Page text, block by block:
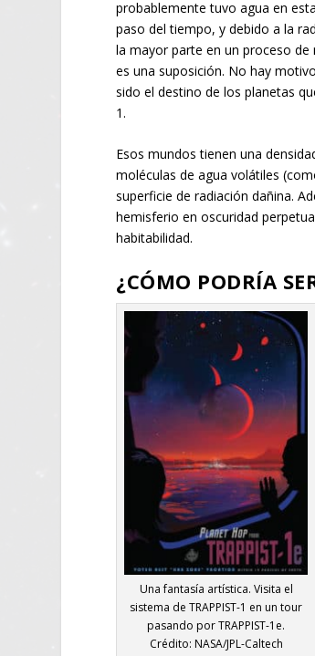
probablemente tuvo agua en
paso del tiempo, y debido a la
la mayor parte en un proceso
es una suposición. No hay
sido el destino de los planetas
1.
Esos mundos tienen una
moléculas de agua volátiles
superficie de radiación dañina.
hemisferio en oscuridad
habitabilidad.
¿CÓMO PODRÍA
Una fantasía artística. Visita el
sistema de TRAPPIST-1 en un tour
pasando por TRAPPIST-1e.
Crédito: NASA/JPL-Caltech